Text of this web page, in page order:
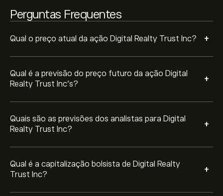
Perguntas Frequentes
Qual o preço atual da ação Digital Realty Trust Inc? +
Qual é a previsão do preço futuro da ação Digital
Realty Trust Inc’s?
+
Quais são as previsões dos analistas para Digital
Realty Trust Inc?
+
Qual é a capitalização bolsista de Digital Realty
Trust Inc?
+
DLR nos últimos 3 meses, o consenso geral é Compra